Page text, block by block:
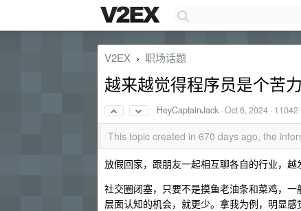
V2EX › 职场话题
越来越觉得程序员是个苦
HeyCaptainJack ·Oct 6, 2024 ·
This topic created in 670 days ago, the
放假回家，跟朋友一起相互聊各自的行业，
社交圈闭塞，只要不是摸鱼老油条和菜鸡，
层面认知的机会，就更少。拿我为例，明显